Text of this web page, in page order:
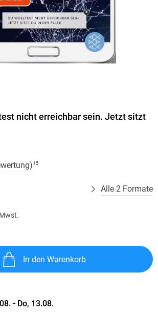
nicht erreichbar sein. Jetzt sitzt
) 15
Alle 2 Formate
In den Warenkorb
- Do, 13.08.